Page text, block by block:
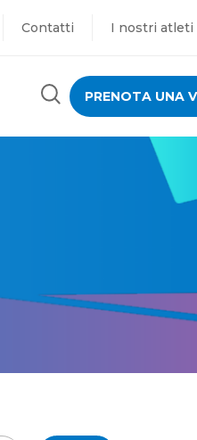
Contatti I nostri atleti
PRENOTA UNA